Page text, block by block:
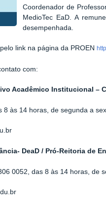
Coordenador de
MedioTec EaD. A
desempenhada.
link na página da PROEN
com:
Acadêmico Institucional –
às 14 horas, de segunda a
DeaD / Pró-Reitoria de
0052, das 8 às 14 horas, de